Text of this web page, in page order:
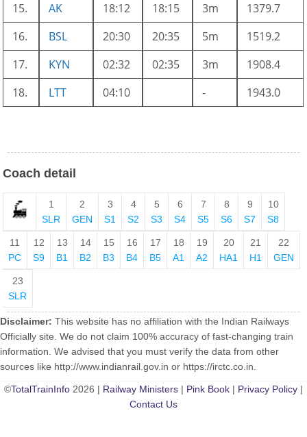
15.
AK 18:12 18:15 3m
1379.7
16.
BSL 20:30 20:35 5m
1519.2
17.
KYN 02:32 02:35 3m
1908.4
18.
LTT 04:10 - 1943.0
Coach detail
1
SLR
2
GEN
3
S1
4
S2
5
S3
6
S4
7
S5
8
S6
9
S7
10
S8
11
PC
12
S9
13
B1
14
B2
15
B3
16
B4
17
B5
18
A1
19
A2
20
HA1
21
H1
22
GEN
23
SLR
Disclaimer: This website has no affiliation with the Indian Railways
Officially site. We do not claim 100% accuracy of fast-changing train
information. We advised that you must verify the data from other
sources like http://www.indianrail.gov.in or https://irctc.co.in.
©TotalTrainInfo 2026 | Railway Ministers | Pink Book | Privacy Policy |
Contact Us